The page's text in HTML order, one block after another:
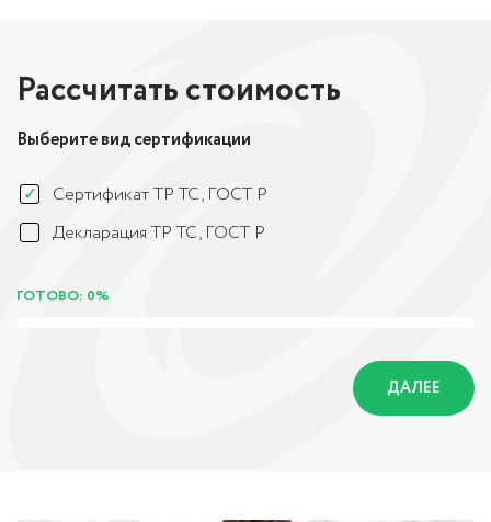
Рассчитать стоимость
Выберите вид сертификации
Сертификат ТР ТС, ГОСТ Р
Декларация ТР ТС, ГОСТ Р
ГОТОВО: 0%
ДАЛЕЕ